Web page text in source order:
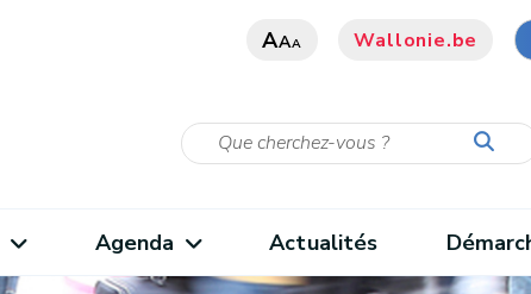
AAA Wallonie.be
Agenda Actualités